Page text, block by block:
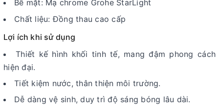
Bề mặt: Mạ chrome Grohe StarLight
Chất liệu: Đồng thau cao cấp
Lợi ích khi sử dụng
Thiết kế hình khối tinh tế, mang đậm phong cách
hiện đại.
Tiết kiệm nước, thân thiện môi trường.
Dễ dàng vệ sinh, duy trì độ sáng bóng lâu dài.